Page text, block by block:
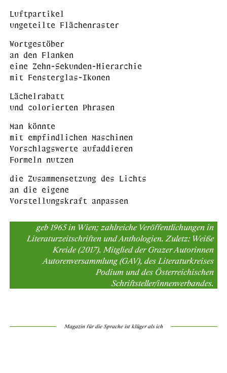
Luftpartikel
ungeteilte Flächenraster
Wortgestöber
an den Flanken
eine Zehn-Sekunden-Hierarchie
mit Fensterglas-Ikonen
Lächelrabatt
und colorierten Phrasen
Man könnte
mit empfindlichen Maschinen
Vorschlagswerte aufaddieren
Formeln nutzen
die Zusammensetzung des Lichts
an die eigene
Vorstellungskraft anpassen
geb 1965 in Wien; zahlreiche Veröffentlichungen in
Literaturzeitschriften und Anthologien. Zuletz: Weiße
Kreide (2017). Mitglied der Grazer Autorinnen
Autorenversammlung (GAV), des Literaturkreises
Podium und des Österreichischen
Schriftsteller/innenverbandes.
Magazin für die Sprache ist klüger als ich